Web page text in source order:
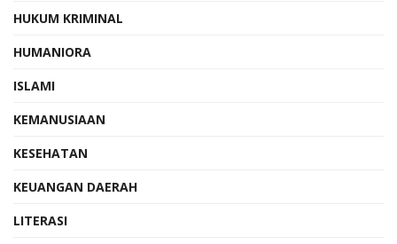
HUKUM KRIMINAL
HUMANIORA
ISLAMI
KEMANUSIAAN
KESEHATAN
KEUANGAN DAERAH
LITERASI